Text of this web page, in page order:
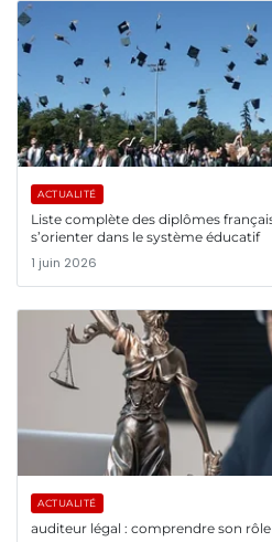
ACTUALITÉ
Liste complète des diplômes
s’orienter dans le système éducatif
1 juin 2026
ACTUALITÉ
auditeur légal : comprendre son